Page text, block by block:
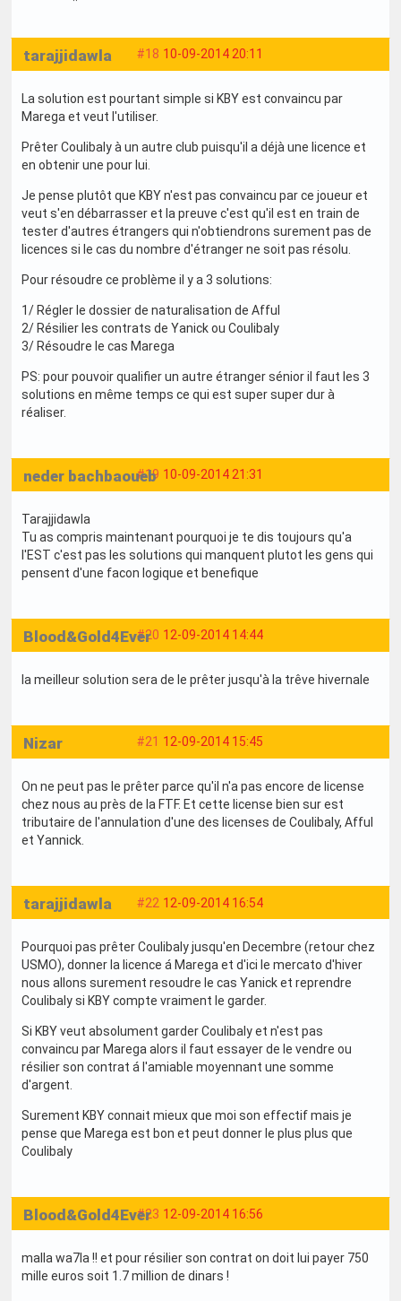
#18 10-09-2014 20:11
tarajjidawla
La solution est pourtant simple si KBY est convaincu par
Marega et veut l'utiliser.
Prêter Coulibaly à un autre club puisqu'il a déjà une licence et
en obtenir une pour lui.
Je pense plutôt que KBY n'est pas convaincu par ce joueur et
veut s'en débarrasser et la preuve c'est qu'il est en train de
tester d'autres étrangers qui n'obtiendrons surement pas de
licences si le cas du nombre d'étranger ne soit pas résolu.
Pour résoudre ce problème il y a 3 solutions:
1/ Régler le dossier de naturalisation de Afful
2/ Résilier les contrats de Yanick ou Coulibaly
3/ Résoudre le cas Marega
PS: pour pouvoir qualifier un autre étranger sénior il faut les 3
solutions en même temps ce qui est super super dur à
réaliser.
#19 10-09-2014 21:31
neder bachbaoueb
Tarajjidawla
Tu as compris maintenant pourquoi je te dis toujours qu'a
l'EST c'est pas les solutions qui manquent plutot les gens qui
pensent d'une facon logique et benefique
#20 12-09-2014 14:44
Blood&Gold4Ever
la meilleur solution sera de le prêter jusqu'à la trêve hivernale
#21 12-09-2014 15:45
Nizar
On ne peut pas le prêter parce qu'il n'a pas encore de license
chez nous au près de la FTF. Et cette license bien sur est
tributaire de l'annulation d'une des licenses de Coulibaly, Afful
et Yannick.
#22 12-09-2014 16:54
tarajjidawla
Pourquoi pas prêter Coulibaly jusqu'en Decembre (retour chez
USMO), donner la licence á Marega et d'ici le mercato d'hiver
nous allons surement resoudre le cas Yanick et reprendre
Coulibaly si KBY compte vraiment le garder.
Si KBY veut absolument garder Coulibaly et n'est pas
convaincu par Marega alors il faut essayer de le vendre ou
résilier son contrat á l'amiable moyennant une somme
d'argent.
Surement KBY connait mieux que moi son effectif mais je
pense que Marega est bon et peut donner le plus plus que
Coulibaly
#23 12-09-2014 16:56
Blood&Gold4Ever
malla wa7la !! et pour résilier son contrat on doit lui payer 750
mille euros soit 1.7 million de dinars !